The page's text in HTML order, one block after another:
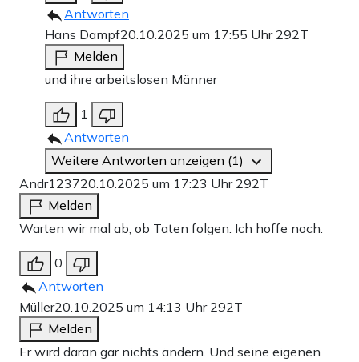
Antworten
Hans Dampf20.10.2025 um 17:55 Uhr 292T
Melden
und ihre arbeitslosen Männer
1
Antworten
Weitere Antworten anzeigen (1)
Andr123720.10.2025 um 17:23 Uhr 292T
Melden
Warten wir mal ab, ob Taten folgen. Ich hoffe noch.
0
Antworten
Müller20.10.2025 um 14:13 Uhr 292T
Melden
Er wird daran gar nichts ändern. Und seine eigenen